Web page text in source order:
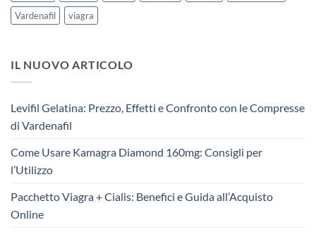
Vardenafil
viagra
IL NUOVO ARTICOLO
Levifil Gelatina: Prezzo, Effetti e Confronto con le Compresse
di Vardenafil
Come Usare Kamagra Diamond 160mg: Consigli per
l’Utilizzo
Pacchetto Viagra + Cialis: Benefici e Guida all’Acquisto
Online